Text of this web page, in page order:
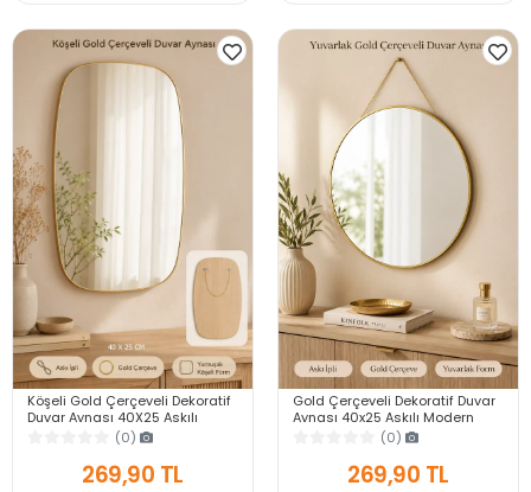
Köşeli Gold Çerçeveli Dekoratif
Duvar Aynası 40X25 Askılı
Modern Salon Antre Banyo
Yatak Odası Ayna
(0)
269,90 TL
Gold Çerçeveli Dekoratif Duvar
Aynası 40x25 Askılı Modern
Salon Antre Banyo Yatak Odası
(0)
269,90 TL